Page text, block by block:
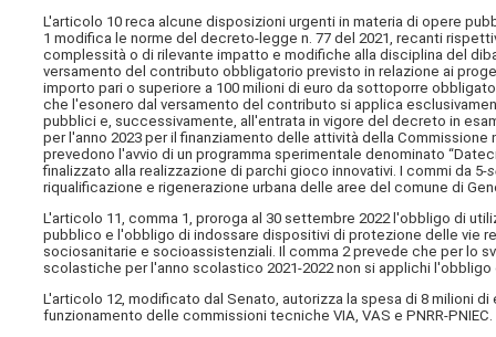
L'articolo 10 reca alcune disposizioni urgenti in materia di opere
1 modifica le norme del decreto-legge n. 77 del 2021, recanti
complessità o di rilevante impatto e modifiche alla disciplina del
versamento del contributo obbligatorio previsto in relazione ai
importo pari o superiore a 100 milioni di euro da sottoporre
che l'esonero dal versamento del contributo si applica
pubblici e, successivamente, all'entrata in vigore del decreto in
per l'anno 2023 per il finanziamento delle attività della
prevedono l'avvio di un programma sperimentale denominato
finalizzato alla realizzazione di parchi gioco innovativi. I commi da 5-
riqualificazione e rigenerazione urbana delle aree del comune di
L'articolo 11, comma 1, proroga al 30 settembre 2022 l'obbligo di
pubblico e l'obbligo di indossare dispositivi di protezione delle vie
sociosanitarie e socioassistenziali. Il comma 2 prevede che per lo
scolastiche per l'anno scolastico 2021-2022 non si applichi
L'articolo 12, modificato dal Senato, autorizza la spesa di 8 milioni
funzionamento delle commissioni tecniche VIA, VAS e PNRR-PNIEC.